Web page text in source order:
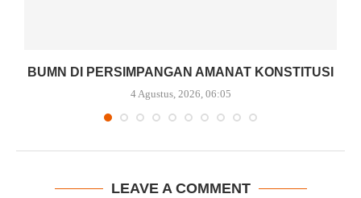
BUMN DI PERSIMPANGAN AMANAT KONSTITUSI
4 Agustus, 2026, 06:05
LEAVE A COMMENT